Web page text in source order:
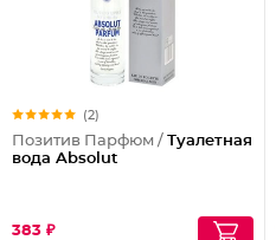
(2)
Позитив Парфюм / Туалетная
вода Absolut
383 ₽